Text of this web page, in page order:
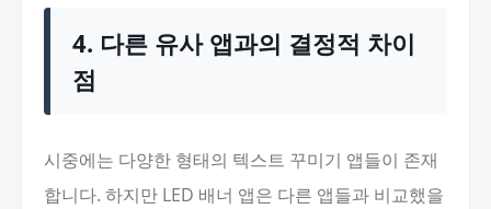
4. 다른 유사 앱과의 결정적 차이
점
시중에는 다양한 형태의 텍스트 꾸미기 앱들이 존재
합니다. 하지만 LED 배너 앱은 다른 앱들과 비교했을